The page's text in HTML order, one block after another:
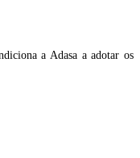
a Adasa a adotar os